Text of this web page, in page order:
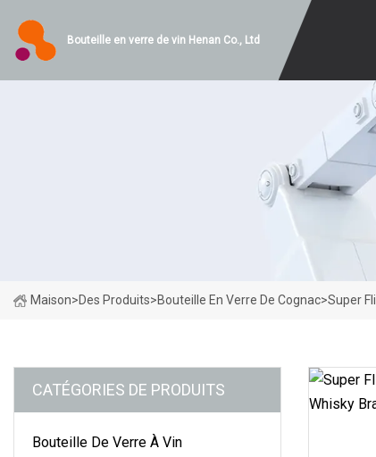
Bouteille en verre de vin Henan Co., Ltd
Maison>Des Produits>Bouteille En Verre De Cognac>Super
CATÉGORIES DE PRODUITS
Bouteille De Verre À Vin